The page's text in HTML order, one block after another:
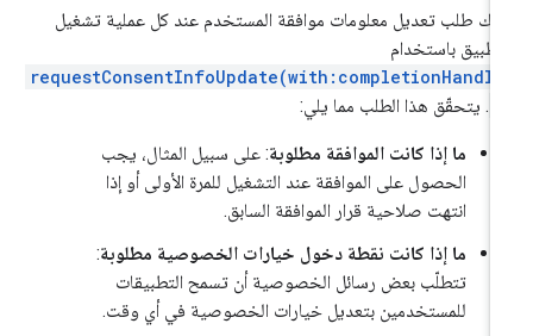
طلب تعديل معلومات موافقة المستخدم عند كل عملية تشغيل
باستخدام
. يتحقّق هذا الطلب مما يلي:
ما إذا كانت الموافقة مطلوبة: على سبيل المثال، يجب
الحصول على الموافقة عند التشغيل للمرة الأولى أو إذا
انتهت صلاحية قرار الموافقة السابق.
ما إذا كانت نقطة دخول خيارات الخصوصية مطلوبة:
تتطلّب بعض رسائل الخصوصية أن تسمح التطبيقات
للمستخدمين بتعديل خيارات الخصوصية في أي وقت.